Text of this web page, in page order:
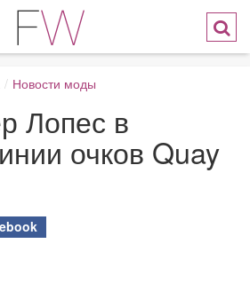
/ Новости моды
Лопес в
очков Quay